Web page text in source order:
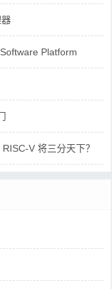
Platform
V 将三分天下？